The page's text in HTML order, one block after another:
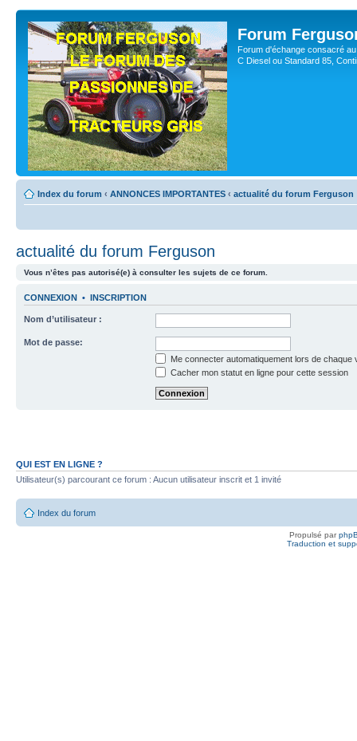
Forum
Forum d'échange consacré
C Diesel ou Standard 85,
Index du forum ‹ ANNONCES IMPORTANTES ‹ actualité du forum Ferguson
actualité du forum Ferguson
Vous n’êtes pas autorisé(e) à consulter les sujets de ce forum.
CONNEXION • INSCRIPTION
Nom d’utilisateur :
Mot de passe:
Me connecter automatiquement lors de chaque
Cacher mon statut en ligne pour cette session
QUI EST EN LIGNE ?
Utilisateur(s) parcourant ce forum : Aucun utilisateur inscrit et 1 invité
Index du forum
Propulsé par
Traduction et